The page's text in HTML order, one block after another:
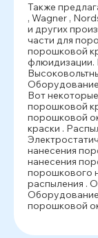
Также
, Wagner ,
и других
части для
порошковой
флюидизации.
Вот
порошковой
порошковой
краски .
нанесения
нанесения
порошкового
распыления .
порошковой